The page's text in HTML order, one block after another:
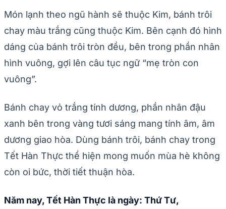
Món lạnh theo ngũ hành sẽ thuộc Kim, bánh trôi
chay màu trắng cũng thuộc Kim. Bên cạnh đó hình
dáng của bánh trôi tròn đều, bên trong phần nhân
hình vuông, gợi lên câu tục ngữ “mẹ tròn con
vuông”.
Bánh chay vỏ trắng tính dương, phần nhân đậu
xanh bên trong vàng tươi sáng mang tính âm, âm
dương giao hòa. Dùng bánh trôi, bánh chay trong
Tết Hàn Thực thể hiện mong muốn mùa hè không
còn oi bức, thời tiết thuận hòa.
Năm nay, Tết Hàn Thực là ngày: Thứ Tư,